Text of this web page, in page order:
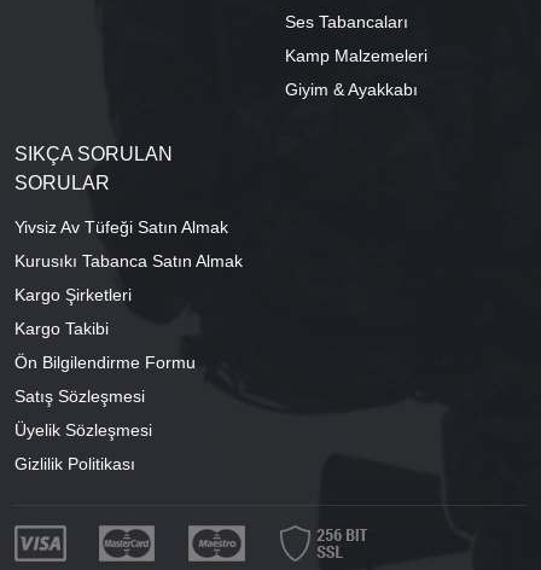
Ses Tabancaları
Kamp Malzemeleri
Giyim & Ayakkabı
SIKÇA SORULAN
SORULAR
Yivsiz Av Tüfeği Satın Almak
Kurusıkı Tabanca Satın Almak
Kargo Şirketleri
Kargo Takibi
Ön Bilgilendirme Formu
Satış Sözleşmesi
Üyelik Sözleşmesi
Gizlilik Politikası